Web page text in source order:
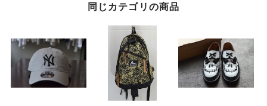
同じカテゴリの商品